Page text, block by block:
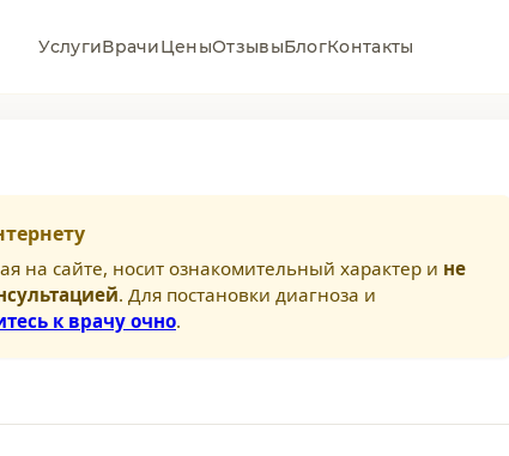
УслугиВрачиЦеныОтзывыБлогКонтакты
на сайте, носит ознакомительный характер и не
. Для постановки диагноза и
к врачу очно.